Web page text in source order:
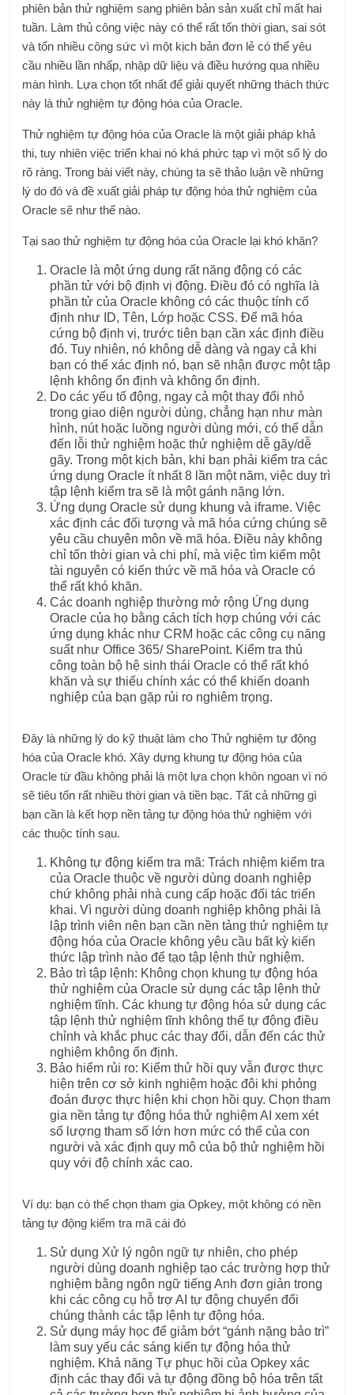
phiên bản thử nghiệm sang phiên bản sản xuất chỉ mất hai
tuần. Làm thủ công việc này có thể rất tốn thời gian, sai sót
và tốn nhiều công sức vì một kịch bản đơn lẻ có thể yêu
cầu nhiều lần nhấp, nhập dữ liệu và điều hướng qua nhiều
màn hình. Lựa chọn tốt nhất để giải quyết những thách thức
này là thử nghiệm tự động hóa của Oracle.
Thử nghiệm tự động hóa của Oracle là một giải pháp khả
thi, tuy nhiên việc triển khai nó khá phức tạp vì một số lý do
rõ ràng. Trong bài viết này, chúng ta sẽ thảo luận về những
lý do đó và đề xuất giải pháp tự động hóa thử nghiệm của
Oracle sẽ như thế nào.
Tại sao thử nghiệm tự động hóa của Oracle lại khó khăn?
Oracle là một ứng dụng rất năng động có các
phần tử với bộ định vị động. Điều đó có nghĩa là
phần tử của Oracle không có các thuộc tính cố
định như ID, Tên, Lớp hoặc CSS. Để mã hóa
cứng bộ định vị, trước tiên bạn cần xác định điều
đó. Tuy nhiên, nó không dễ dàng và ngay cả khi
bạn có thể xác định nó, bạn sẽ nhận được một tập
lệnh không ổn định và không ổn định.
Do các yếu tố động, ngay cả một thay đổi nhỏ
trong giao diện người dùng, chẳng hạn như màn
hình, nút hoặc luồng người dùng mới, có thể dẫn
đến lỗi thử nghiệm hoặc thử nghiệm dễ gãy/dễ
gãy. Trong một kịch bản, khi bạn phải kiểm tra các
ứng dụng Oracle ít nhất 8 lần một năm, việc duy trì
tập lệnh kiểm tra sẽ là một gánh nặng lớn.
Ứng dụng Oracle sử dụng khung và iframe. Việc
xác định các đối tượng và mã hóa cứng chúng sẽ
yêu cầu chuyên môn về mã hóa. Điều này không
chỉ tốn thời gian và chi phí, mà việc tìm kiếm một
tài nguyên có kiến ​​thức về mã hóa và Oracle có
thể rất khó khăn.
Các doanh nghiệp thường mở rộng Ứng dụng
Oracle của họ bằng cách tích hợp chúng với các
ứng dụng khác như CRM hoặc các công cụ năng
suất như Office 365/ SharePoint. Kiểm tra thủ
công toàn bộ hệ sinh thái Oracle có thể rất khó
khăn và sự thiếu chính xác có thể khiến doanh
nghiệp của bạn gặp rủi ro nghiêm trọng.
Đây là những lý do kỹ thuật làm choThử nghiệm tự động
hóa của Oracle khó. Xây dựng khung tự động hóa của
Oracle từ đầu không phải là một lựa chọn khôn ngoan vì nó
sẽ tiêu tốn rất nhiều thời gian và tiền bạc. Tất cả những gì
bạn cần là kết hợp nền tảng tự động hóa thử nghiệm với
các thuộc tính sau.
Không tự động kiểm tra mã: Trách nhiệm kiểm tra
của Oracle thuộc về người dùng doanh nghiệp
chứ không phải nhà cung cấp hoặc đối tác triển
khai. Vì người dùng doanh nghiệp không phải là
lập trình viên nên bạn cần nền tảng thử nghiệm tự
động hóa của Oracle không yêu cầu bất kỳ kiến ​​
thức lập trình nào để tạo tập lệnh thử nghiệm.
Bảo trì tập lệnh: Không chọn khung tự động hóa
thử nghiệm của Oracle sử dụng các tập lệnh thử
nghiệm tĩnh. Các khung tự động hóa sử dụng các
tập lệnh thử nghiệm tĩnh không thể tự động điều
chỉnh và khắc phục các thay đổi, dẫn đến các thử
nghiệm không ổn định.
Bảo hiểm rủi ro: Kiểm thử hồi quy vẫn được thực
hiện trên cơ sở kinh nghiệm hoặc đôi khi phỏng
đoán được thực hiện khi chọn hồi quy. Chọn tham
gia nền tảng tự động hóa thử nghiệm AI xem xét
số lượng tham số lớn hơn mức có thể của con
người và xác định quy mô của bộ thử nghiệm hồi
quy với độ chính xác cao.
Ví dụ: bạn có thể chọn tham gia Opkey, một không có nền
tảng tự động kiểm tra mã cái đó
Sử dụng Xử lý ngôn ngữ tự nhiên, cho phép
người dùng doanh nghiệp tạo các trường hợp thử
nghiệm bằng ngôn ngữ tiếng Anh đơn giản trong
khi các công cụ hỗ trợ AI tự động chuyển đổi
chúng thành các tập lệnh tự động hóa.
Sử dụng máy học để giảm bớt “gánh nặng bảo trì”
làm suy yếu các sáng kiến ​​tự động hóa thử
nghiệm. Khả năng Tự phục hồi của Opkey xác
định các thay đổi và tự động đồng bộ hóa trên tất